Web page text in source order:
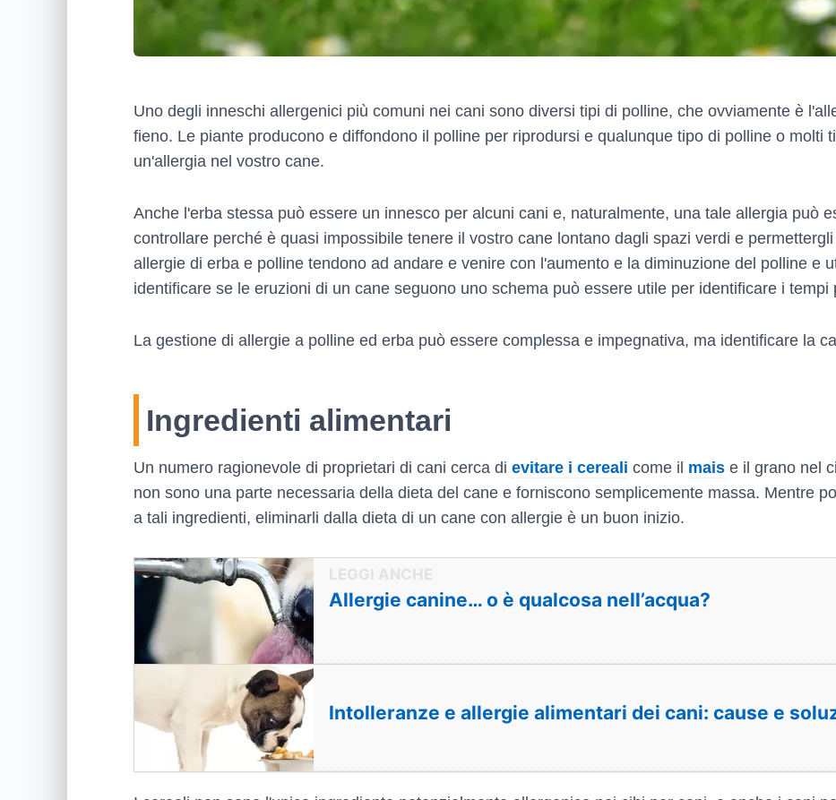
Uno degli inneschi allergenici più comuni nei cani sono diversi tipi di polline, che ovviamente è
fieno. Le piante producono e diffondono il polline per riprodursi e qualunque tipo di polline o molti
un'allergia nel vostro cane.
Anche l'erba stessa può essere un innesco per alcuni cani e, naturalmente, una tale allergia può
controllare perché è quasi impossibile tenere il vostro cane lontano dagli spazi verdi e
allergie di erba e polline tendono ad andare e venire con l'aumento e la diminuzione del polline e
identificare se le eruzioni di un cane seguono uno schema può essere utile per identificare i tempi
La gestione di allergie a polline ed erba può essere complessa e impegnativa, ma identificare la
Ingredienti alimentari
Un numero ragionevole di proprietari di cani cerca di evitare i cereali come il mais e il grano nel
non sono una parte necessaria della dieta del cane e forniscono semplicemente massa. Mentre
a tali ingredienti, eliminarli dalla dieta di un cane con allergie è un buon inizio.
Allergie canine… o è qualcosa nell’acqua?
Intolleranze e allergie alimentari dei cani: cause e